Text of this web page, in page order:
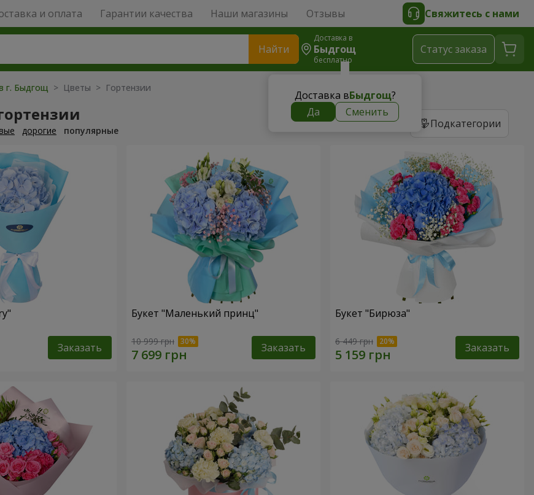
и оплата Гарантии качества Наши магазины Отзывы Свяжитесь с нами
Найти
Доставка в
Быдгощ
бесплатно
Доставка вБыдгощ?
Да
Сменить
Cтатус заказа
г. Быдгощ > Цветы > Гортензии
Подкатегории
дорогие популярные
Заказать
Букет "Маленький принц"
10 999 грн Заказать
Букет "Бирюза"
6 449 грн Заказать